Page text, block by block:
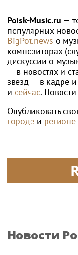
фотосессии
Poisk-Music.ru —
популярных
BigPot.news о
композиторах
дискуссии о
— в новостях и
звёзд — в кадре
и сейчас.
Опубликовать
городе и регионе
Новости